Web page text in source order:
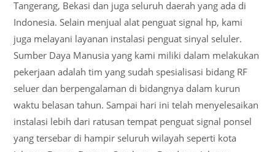
Tangerang, Bekasi dan juga seluruh daerah yang ada di
Indonesia. Selain menjual alat penguat signal hp, kami
juga melayani layanan instalasi penguat sinyal seluler.
Sumber Daya Manusia yang kami miliki dalam melakukan
pekerjaan adalah tim yang sudah spesialisasi bidang RF
seluer dan berpengalaman di bidangnya dalam kurun
waktu belasan tahun. Sampai hari ini telah menyelesaikan
instalasi lebih dari ratusan tempat penguat signal ponsel
yang tersebar di hampir seluruh wilayah seperti kota